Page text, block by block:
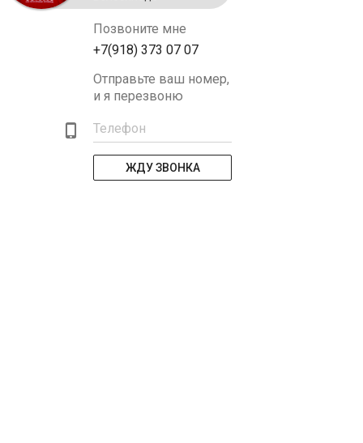
Позвоните мне
+7(918) 373 07 07
Отправьте ваш номер,
и я перезвоню
Телефон
ЖДУ ЗВОНКА